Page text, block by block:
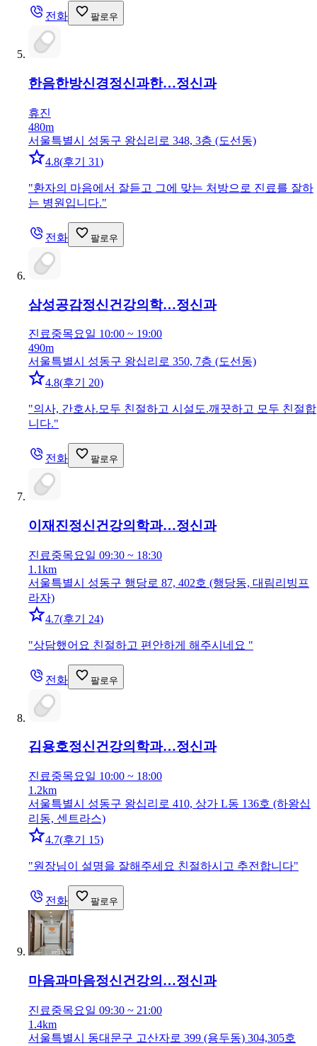
전화 팔로우
한음한방신경정신과한…정신과
휴진
480m
서울특별시 성동구 왕십리로 348, 3층 (도선동)
4.8(후기 31)
"환자의 마음에서 잘듣고 그에 맞는 처방으로 진료를 잘하
는 병원입니다."
전화 팔로우
삼성공감정신건강의학…정신과
진료중목요일 10:00 ~ 19:00
490m
서울특별시 성동구 왕십리로 350, 7층 (도선동)
4.8(후기 20)
"의사, 간호사.모두 친절하고 시설도.깨끗하고 모두 친절합
니다."
전화 팔로우
이재진정신건강의학과…정신과
진료중목요일 09:30 ~ 18:30
1.1km
서울특별시 성동구 행당로 87, 402호 (행당동, 대림리빙프
라자)
4.7(후기 24)
"상담했어요 친절하고 편안하게 해주시네요 "
전화 팔로우
김용호정신건강의학과…정신과
진료중목요일 10:00 ~ 18:00
1.2km
서울특별시 성동구 왕십리로 410, 상가 L동 136호 (하왕십
리동, 센트라스)
4.7(후기 15)
"원장님이 설명을 잘해주세요 친절하시고 추전합니다"
전화 팔로우
마음과마음정신건강의…정신과
진료중목요일 09:30 ~ 21:00
1.4km
서울특별시 동대문구 고산자로 399 (용두동) 304,305호